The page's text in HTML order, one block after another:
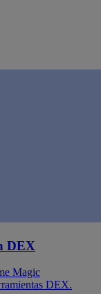
DEX
Magic
DEX.